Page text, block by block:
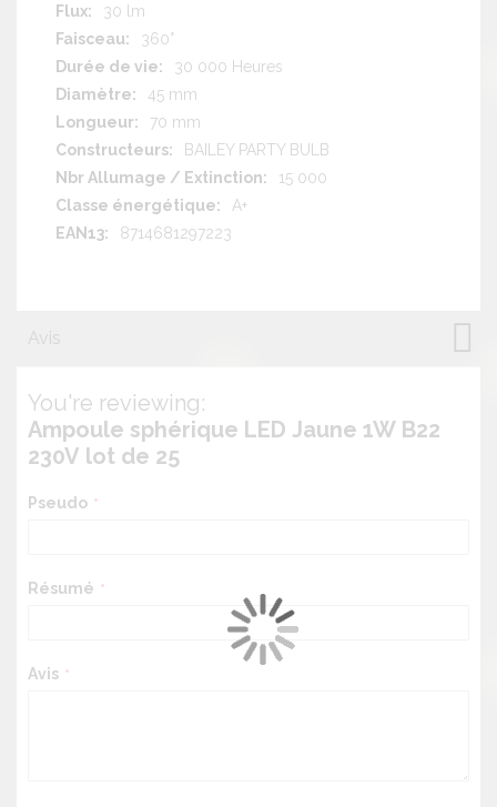
30 lm
360°
30 000 Heures
45 mm
70 mm
BAILEY PARTY BULB
15 000
A+
8714681297223
Avis
You're reviewing:
Ampoule sphérique LED Jaune 1W B22
230V lot de 25
Pseudo
Résumé
Avis